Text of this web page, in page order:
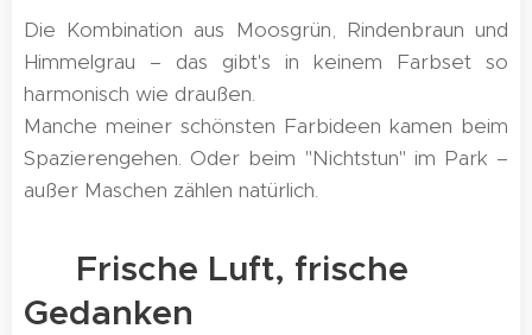
Die Kombination aus Moosgrün, Rindenbraun und
Himmelgrau – das gibt's in keinem Farbset so
harmonisch wie draußen.
Manche meiner schönsten Farbideen kamen beim
Spazierengehen. Oder beim "Nichtstun" im Park –
außer Maschen zählen natürlich. 😉
💨 Frische Luft, frische
Gedanken